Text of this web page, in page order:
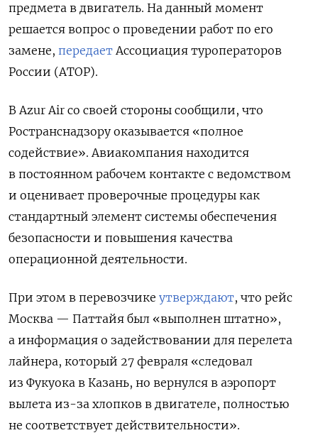
предмета в двигатель. На данный момент
решается вопрос о проведении работ по его
замене, передаетАссоциация туроператоров
России (АТОР).
В Azur Air со своей стороны сообщили, что
Ространснадзору оказывается «полное
содействие». Авиакомпания находится
в постоянном рабочем контакте с ведомством
и оценивает проверочные процедуры как
стандартный элемент системы обеспечения
безопасности и повышения качества
операционной деятельности.
При этом в перевозчике утверждают, что рейс
Москва — Паттайя был «выполнен штатно»,
а информация о задействовании для перелета
лайнера, который 27 февраля «следовал
из Фукуока в Казань, но вернулся в аэропорт
вылета из-за хлопков в двигателе, полностью
не соответствует действительности».